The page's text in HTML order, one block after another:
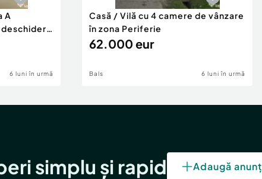
A
6 luni în urmă
Casă / Vilă cu 4 camere de vânzare
în zona Periferie
62.000 eur
Bals 6 luni în urmă
simplu și rapid Adaugă anunț